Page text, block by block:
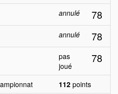
annulé 78
annulé 78
pas
joué
78
112 points